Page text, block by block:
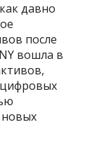
давно
после
вошла в
новых